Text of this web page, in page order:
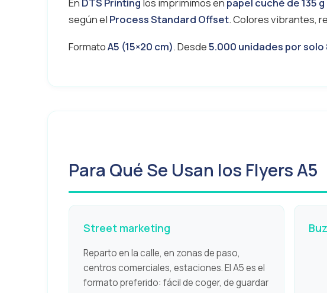
según el Process Standard Offset. Colores vibrantes,
FormatoA5 (15×20 cm). Desde5.000 unidades por solo
Para Qué Se Usan los Flyers A5
Street marketing
Reparto en la calle, en zonas de paso,
centros comerciales, estaciones. El A5 es el
formato preferido: fácil de coger, de guardar